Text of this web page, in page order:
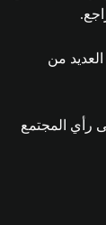
من
رأي المجتمع